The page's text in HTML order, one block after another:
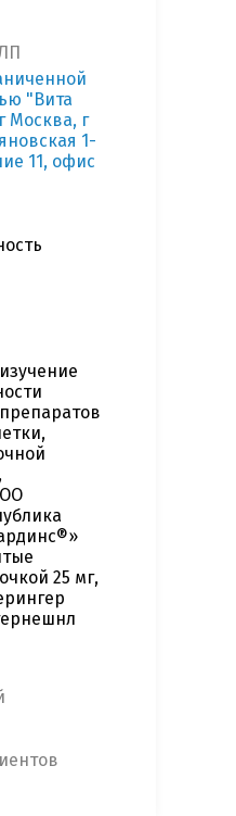
"Вита
Москва, г
1-
11, офис
25 мг,